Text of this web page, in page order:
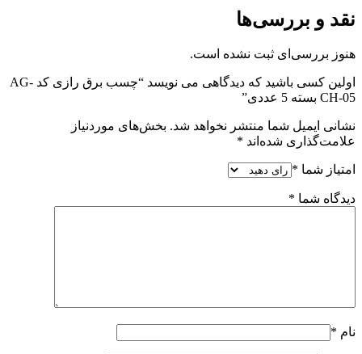
نقد و بررسی‌ها
هنوز بررسی‌ای ثبت نشده است.
اولین کسی باشید که دیدگاهی می نویسد “چسب برق رازی کد AG-
CH-05 بسته 5 عددی”
نشانی ایمیل شما منتشر نخواهد شد. بخش‌های موردنیاز
علامت‌گذاری شده‌اند *
امتیاز شما *
دیدگاه شما *
نام *